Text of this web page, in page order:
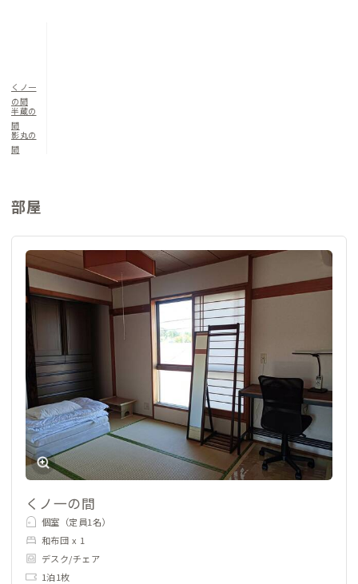
くノ一
の間
半蔵の
間
影丸の
間
部屋
くノ一の間
個室（定員1名）
和布団 x 1
デスク/チェア
1泊1枚